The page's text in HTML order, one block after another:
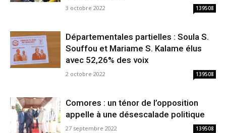
3 octobre 2022 139508
Départementales partielles : Soula S.
Souffou et Mariame S. Kalame élus
avec 52,26% des voix
2 octobre 2022 139508
Comores : un ténor de l’opposition
appelle à une désescalade politique
27 septembre 2022 139508